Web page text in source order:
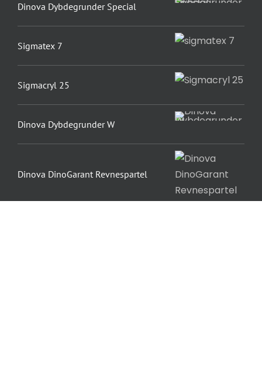
Dinova Dybdegrunder Special
Sigmatex 7
Sigmacryl 25
Dinova Dybdegrunder W
Dinova DinoGarant Revnespartel